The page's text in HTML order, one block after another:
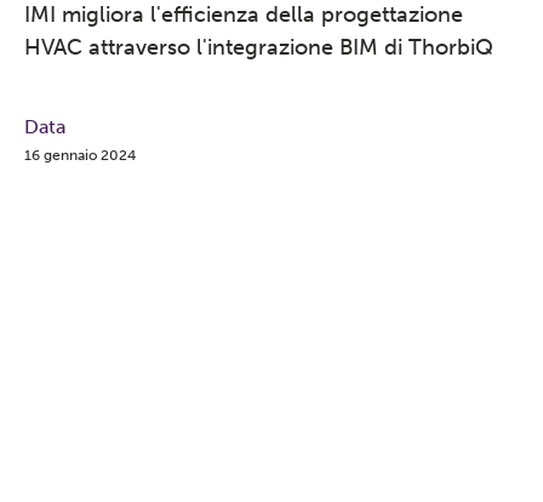
IMI migliora l'efficienza della progettazione
HVAC attraverso l'integrazione BIM di ThorbiQ
Data
16 gennaio 2024